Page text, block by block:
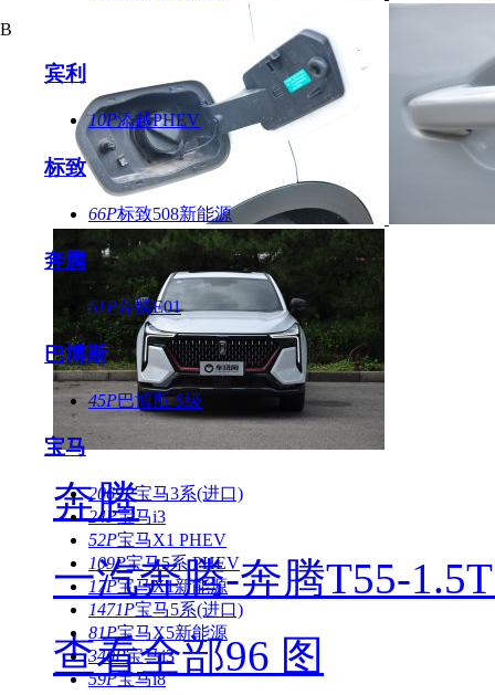
B
宾利
10P添越PHEV
标致
66P标致508新能源
奔腾
61P奔腾E01
巴博斯
45P巴博斯 S级
宝马
2069P宝马3系(进口)
24P宝马i3
52P宝马X1 PHEV
109P宝马5系 PHEV
17P宝马X1新能源
1471P宝马5系(进口)
81P宝马X5新能源
340P宝马i3
59P宝马i8
奔腾
一汽奔腾-奔腾T55-
查看全部96 图